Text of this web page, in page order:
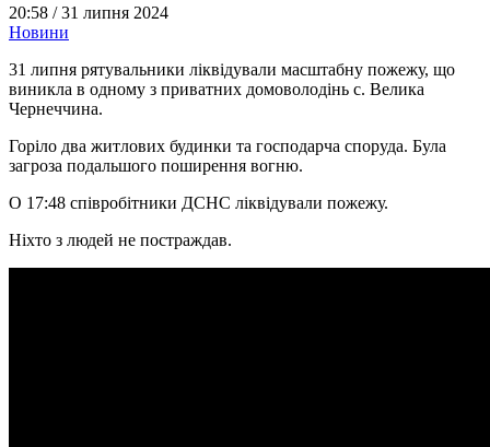
20:58 /31 липня 2024
Новини
31 липня рятувальники ліквідували масштабну пожежу, що
виникла в одному з приватних домоволодінь с. Велика
Чернеччина.
Горіло два житлових будинки та господарча споруда. Була
загроза подальшого поширення вогню.
О 17:48 співробітники ДСНС ліквідували пожежу.
Ніхто з людей не постраждав.